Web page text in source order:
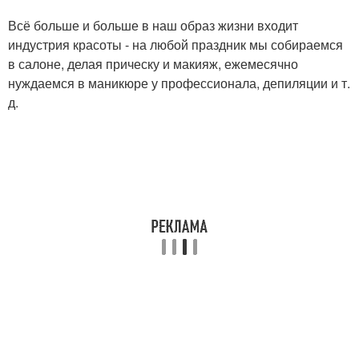
Всё больше и больше в наш образ жизни входит
индустрия красоты - на любой праздник мы собираемся
в салоне, делая прическу и макияж, ежемесячно
нуждаемся в маникюре у профессионала, депиляции и т.
д.